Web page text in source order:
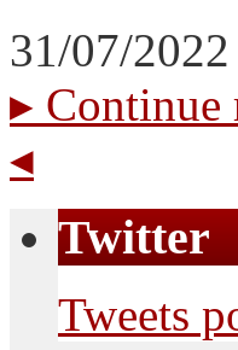
31/07/2022
▸ Continue
◂
Twitter
Tweets